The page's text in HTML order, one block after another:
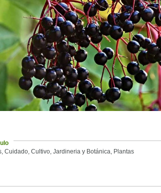
, Cuidado, Cultivo, Jardineria y Botánica, Plantas